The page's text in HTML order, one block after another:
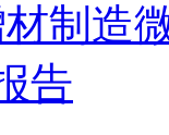
材制造
告